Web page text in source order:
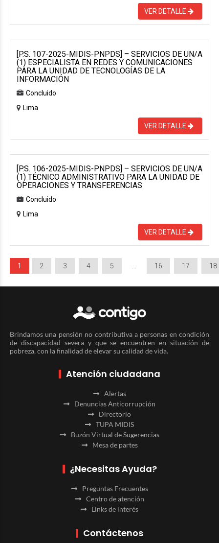
VER DETALLE
[P.S. 107-2025-MIDIS-PNPDS] – SERVICIOS DE UN/A
(1) ESPECIALISTA EN REDES Y COMUNICACIONES
PARA LA UNIDAD DE TECNOLOGÍAS DE LA
INFORMACIÓN
Concluido
Lima
VER DETALLE
[P.S. 106-2025-MIDIS-PNPDS] – SERVICIOS DE UN/A
(1) TÉCNICO ADMINISTRATIVO PARA LA UNIDAD DE
OPERACIONES Y TRANSFERENCIAS
Concluido
Lima
VER DETALLE
1 2 3 4 5 16 17 18
Brindamos una pensión no contributiva a personas en condición
de discapacidad severa y que se encuentren en situación de
pobreza, con la finalidad de elevar su calidad de vida.
Atención ciudadana
Alertas
Denuncias Anticorrupción
Directorio
TUPA MIDIS
Buzón Virtual de Sugerencias
Mesa de partes
¿Necesitas Ayuda?
Preguntas Frecuentes
Centro de atención
Links de interés
Contáctenos